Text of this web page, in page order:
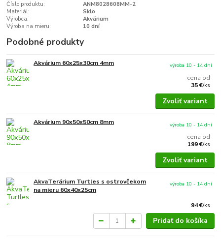
Číslo produktu:
ANM8028608MM-2
Materiál:
Sklo
Výrobca:
Akvárium
Výroba na mieru:
10 dní
Podobné produkty
Akvárium 60x25x30cm 4mm
cena od
35 €/ks
výroba 10 - 14 dní
Zvoliť variant
Akvárium 90x50x50cm 8mm
cena od
199 €/ks
výroba 10 - 14 dní
Zvoliť variant
AkvaTerárium Turtles s ostrovčekom
na mieru 60x40x25cm
94 €/ks
výroba 10 - 14 dní
Pridať do košíka